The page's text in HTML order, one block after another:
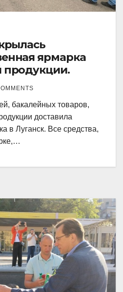
ярмарка
продукции.
бакалейных товаров,
доставила
в Луганск. Все средства,